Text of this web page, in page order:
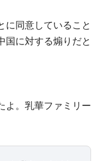
に同意していること
国に対する煽りだと
よ。乳華ファミリー